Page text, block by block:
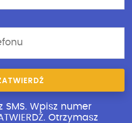
SMS. Wpisz numer
Otrzymasz